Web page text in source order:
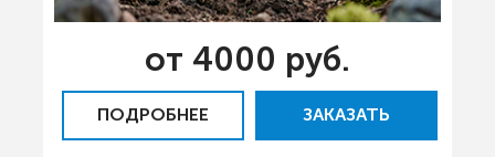
от 4000 руб.
ПОДРОБНЕЕ ЗАКАЗАТЬ